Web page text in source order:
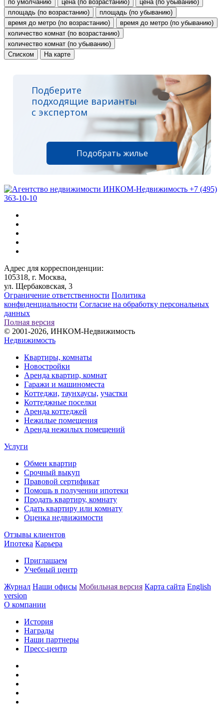
по умолчанию цена (по возрастанию)
цена (по убыванию)
площадь (по возрастанию)
площадь (по убыванию)
время до метро (по возрастанию)
время до метро (по убыванию)
количество комнат (по возрастанию)
количество комнат (по убыванию)
Списком
На карте
Подберите
подходящие варианты
с экспертом
Подобрать жилье
+7 (495)
363-10-10
Адрес для корреспонденции:
105318, г. Москва,
ул. Щербаковская, 3
Ограничение ответственности Политика
конфиденциальности Согласие на обработку персональных
данных
Полная версия
© 2001-2026, ИНКОМ-Недвижимость
Недвижимость
Квартиры, комнаты
Новостройки
Аренда квартир, комнат
Гаражи и машиноместа
Коттеджи, таунхаусы, участки
Коттеджные поселки
Аренда коттеджей
Нежилые помещения
Аренда нежилых помещений
Услуги
Обмен квартир
Срочный выкуп
Правовой сертификат
Помощь в получении ипотеки
Продать квартиру, комнату
Сдать квартиру или комнату
Оценка недвижимости
Отзывы клиентов
Ипотека Карьера
Приглашаем
Учебный центр
Журнал Наши офисы Мобильная версия Карта сайта English
version
О компании
История
Награды
Наши партнеры
Пресс-центр